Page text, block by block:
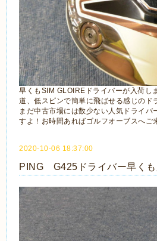
早くもSIM GLOIREドライバーが入荷し
道、低スピンで簡単に飛ばせる感じのド
まだ中古市場には数少ない人気ドライバ
すよ！お時間あればゴルフオーブスへご
2020-10-06 18:37:00
PING G425ドライバー早くも